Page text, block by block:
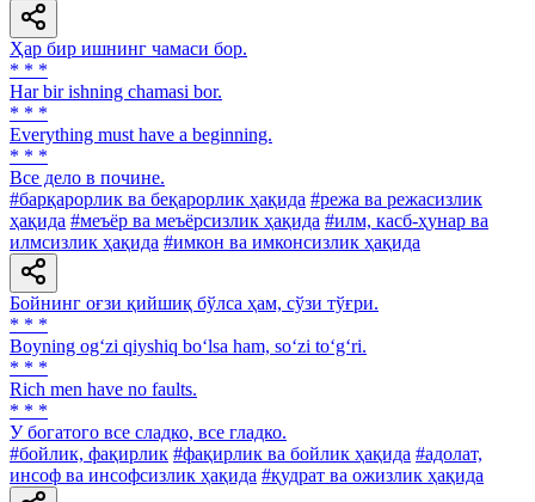
Ҳар бир ишнинг чамаси бор.
* * *
Har bir ishning chamasi bor.
* * *
Everything must have a beginning.
* * *
Все дело в почине.
#барқарорлик ва беқарорлик ҳақида #режа ва режасизлик
ҳақида #меъёр ва меъёрсизлик ҳақида #илм, касб-ҳунар ва
илмсизлик ҳақида #имкон ва имконсизлик ҳақида
Бойнинг оғзи қийшиқ бўлса ҳам, сўзи тўғри.
* * *
Boyning og‘zi qiyshiq bo‘lsa ham, so‘zi to‘g‘ri.
* * *
Rich men have no faults.
* * *
У богатого все сладко, все гладко.
#бойлик, фақирлик #фақирлик ва бойлик ҳақида #адолат,
инсоф ва инсофсизлик ҳақида #қудрат ва ожизлик ҳақида